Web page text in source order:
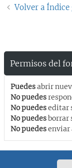
Volver a Índice
Permisos del
Puedesabrir
No puedes
No puedeseditar
No puedesborrar
No puedesenviar